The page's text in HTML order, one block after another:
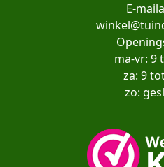
E-
ma-vr: 9
za: 9
zo: